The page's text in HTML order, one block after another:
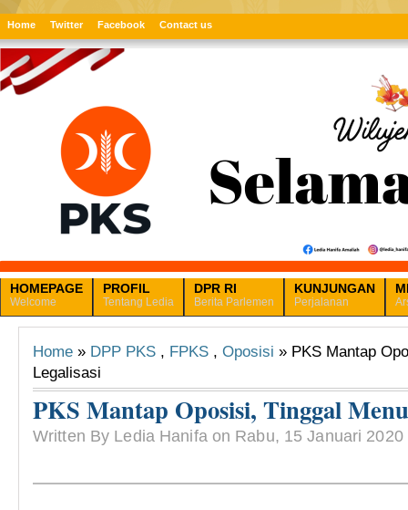
Home Twitter Facebook Contact us
HOMEPAGE
Welcome
PROFIL
Tentang Ledia
DPR RI
Berita Parlemen
KUNJUNGAN
Perjalanan
Home » DPP PKS , FPKS , Oposisi » PKS Mantap
Legalisasi
PKS Mantap Oposisi, Tinggal
Written By Ledia Hanifa on Rabu, 15 Januari